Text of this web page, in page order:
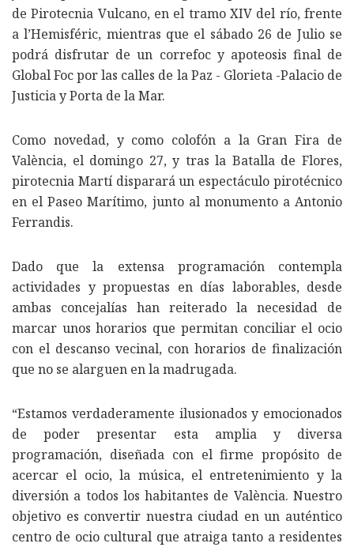
de Pirotecnia Vulcano, en el tramo XIV del río, frente
a l’Hemisféric, mientras que el sábado 26 de Julio se
podrá disfrutar de un correfoc y apoteosis final de
Global Foc por las calles de la Paz - Glorieta -Palacio de
Justicia y Porta de la Mar.
Como novedad, y como colofón a la Gran Fira de
València, el domingo 27, y tras la Batalla de Flores,
pirotecnia Martí disparará un espectáculo pirotécnico
en el Paseo Marítimo, junto al monumento a Antonio
Ferrandis.
Dado que la extensa programación contempla
actividades y propuestas en días laborables, desde
ambas concejalías han reiterado la necesidad de
marcar unos horarios que permitan conciliar el ocio
con el descanso vecinal, con horarios de finalización
que no se alarguen en la madrugada.
“Estamos verdaderamente ilusionados y emocionados
de poder presentar esta amplia y diversa
programación, diseñada con el firme propósito de
acercar el ocio, la música, el entretenimiento y la
diversión a todos los habitantes de València. Nuestro
objetivo es convertir nuestra ciudad en un auténtico
centro de ocio cultural que atraiga tanto a residentes